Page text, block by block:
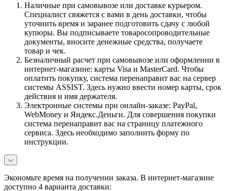
Наличные при самовывозе или доставке курьером.
Специалист свяжется с вами в день доставки, чтобы
уточнить время и заранее подготовить сдачу с любой
купюры. Вы подписываете товаросопроводительные
документы, вносите денежные средства, получаете
товар и чек.
Безналичный расчет при самовывозе или оформлении в
интернет-магазине: карты Visa и MasterCard. Чтобы
оплатить покупку, система перенаправит вас на сервер
системы ASSIST. Здесь нужно ввести номер карты, срок
действия и имя держателя.
Электронные системы при онлайн-заказе: PayPal,
WebMoney и Яндекс.Деньги. Для совершения покупки
система перенаправит вас на страницу платежного
сервиса. Здесь необходимо заполнить форму по
инструкции.
Экономьте время на получении заказа. В интернет-магазине
доступно 4 варианта доставки: